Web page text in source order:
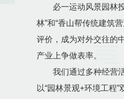
必一运动风景园林投
林”和“香山帮传统建筑
评价，成为对外交往的
产业上争做表率。
我们通过多种经营活
以“园林景观+环境工程